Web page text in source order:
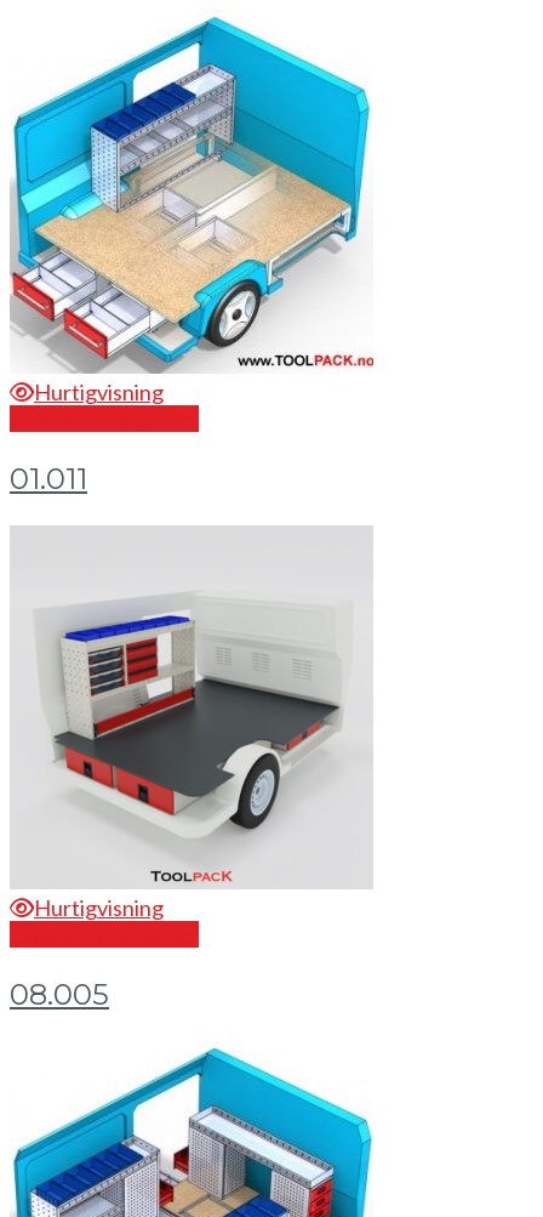
Hurtigvisning
01.011
Hurtigvisning
08.005